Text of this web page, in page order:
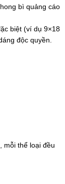
bì quảng cáo
biệt (ví dụ 9×18
độc quyền.
mỗi thể loại đều